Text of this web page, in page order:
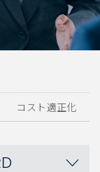
コスト適正化